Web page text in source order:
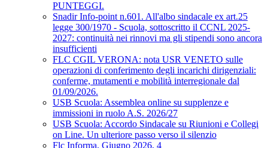
PUNTEGGI.
Snadir Info-point n.601. All'albo sindacale ex art.25
legge 300/1970 - Scuola, sottoscritto il CCNL 2025-
2027: continuità nei rinnovi ma gli stipendi sono ancora
insufficienti
FLC CGIL VERONA: nota USR VENETO sulle
operazioni di conferimento degli incarichi dirigenziali:
conferme, mutamenti e mobilità interregionale dal
01/09/2026.
USB Scuola: Assemblea online su supplenze e
immissioni in ruolo A.S. 2026/27
USB Scuola: Accordo Sindacale su Riunioni e Collegi
on Line. Un ulteriore passo verso il silenzio
Flc Informa. Giugno 2026, 4